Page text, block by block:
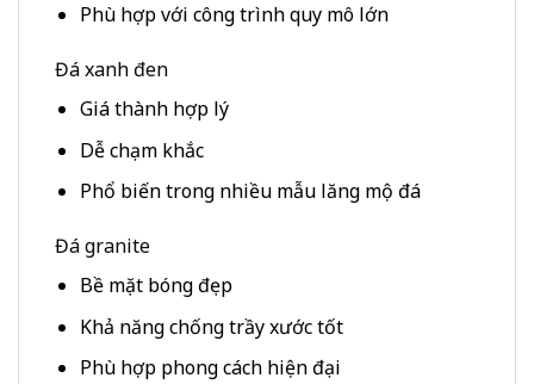
Phù hợp với công trình quy mô lớn
Đá xanh đen
Giá thành hợp lý
Dễ chạm khắc
Phổ biến trong nhiều mẫu lăng mộ đá
Đá granite
Bề mặt bóng đẹp
Khả năng chống trầy xước tốt
Phù hợp phong cách hiện đại